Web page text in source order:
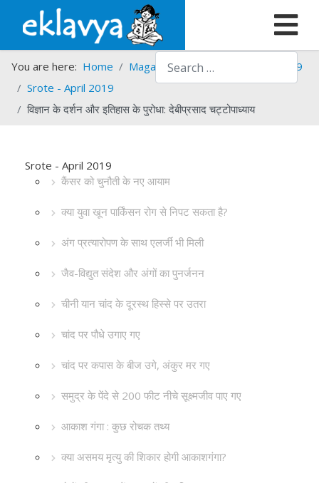
Search
You are here: Home Magazines Srote
Srote - 2019
Srote - April 2019
विज्ञान के दर्शन और इतिहास के पुरोधा: देबीप्रसाद चट्टोपाध्याय
Srote - April 2019
कैंसर को चुनौती के नए आयाम
क्या युवा खून पार्किंसन रोग से निपट सकता है?
अंग प्रत्यारोपण के साथ एलर्जी भी मिली
जैव-विद्युत संदेश और अंगों का पुनर्जनन
चीनी यान चांद के दूरस्थ हिस्से पर उतरा
चांद पर पौधे उगाए गए
चांद पर कपास के बीज उगे, अंकुर मर गए
समुद्र के पेंदे से 200 फीट नीचे सूक्ष्मजीव पाए गए
आकाश गंगा : कुछ रोचक तथ्य
क्या असमय मृत्यु की शिकार होगी आकाशगंगा?